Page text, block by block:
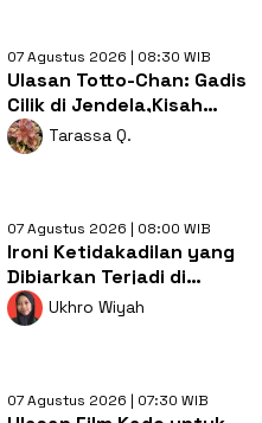
07 Agustus 2026 | 08:30 WIB
Ulasan Totto-Chan: Gadis
Cilik di Jendela,Kisah
Pendidikan yang
Membebaskan
Tarassa Q.
07 Agustus 2026 | 08:00 WIB
Ironi Ketidakadilan yang
Dibiarkan Terjadi di
Drama Pyramid Game
Ukhro Wiyah
07 Agustus 2026 | 07:30 WIB